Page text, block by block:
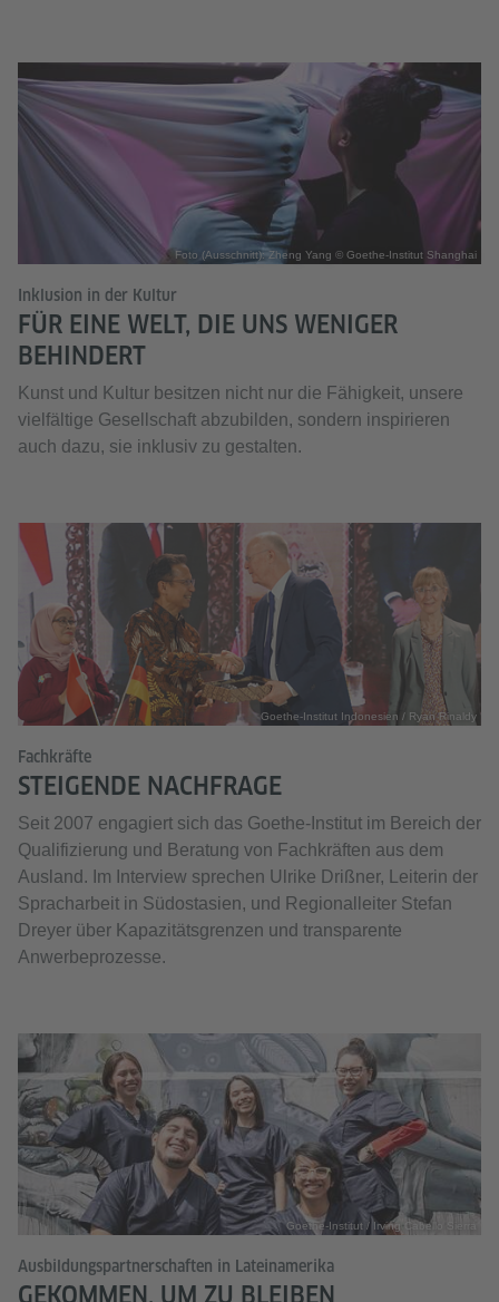
Foto (Ausschnitt): Zheng Yang © Goethe-Institut Shanghai
Inklusion in der Kultur
FÜR EINE WELT, DIE UNS WENIGER
BEHINDERT
Kunst und Kultur besitzen nicht nur die Fähigkeit, unsere
vielfältige Gesellschaft abzubilden, sondern inspirieren
auch dazu, sie inklusiv zu gestalten.
Goethe-Institut Indonesien / Ryan Rinaldy
Fachkräfte
STEIGENDE NACHFRAGE
Seit 2007 engagiert sich das Goethe-Institut im Bereich der
Qualifizierung und Beratung von Fachkräften aus dem
Ausland. Im Interview sprechen Ulrike Drißner, Leiterin der
Spracharbeit in Südostasien, und Regionalleiter Stefan
Dreyer über Kapazitätsgrenzen und transparente
Anwerbeprozesse.
Goethe-Institut / Irving Cabello Sierra
Ausbildungspartnerschaften in Lateinamerika
GEKOMMEN, UM ZU BLEIBEN